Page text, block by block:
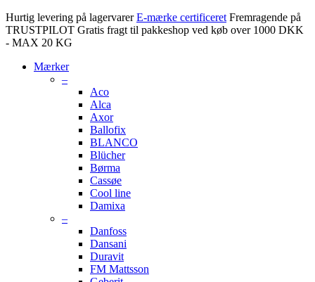
Hurtig levering på lagervarer E-mærke certificeret Fremragende på
TRUSTPILOT Gratis fragt til pakkeshop ved køb over 1000 DKK
- MAX 20 KG
Mærker
–
Aco
Alca
Axor
Ballofix
BLANCO
Blücher
Børma
Cassøe
Cool line
Damixa
–
Danfoss
Dansani
Duravit
FM Mattsson